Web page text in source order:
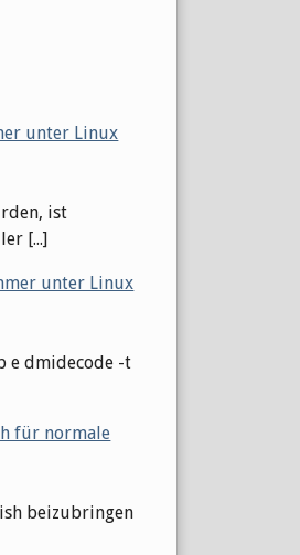
unter Linux
ist
[...]
unter Linux
e dmidecode -t
für normale
beizubringen